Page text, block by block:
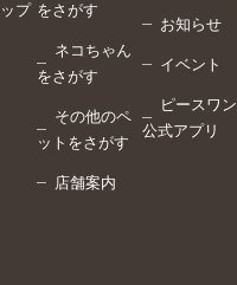
ップ をさがす
ネコちゃん
をさがす
その他のペ
ットをさがす
店舗案内
お知らせ
イベント
ピースワン
公式アプリ